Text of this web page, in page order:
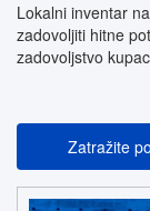
Lokalni inventar
zadovoljiti hitne
zadovoljstvo
Zatražite